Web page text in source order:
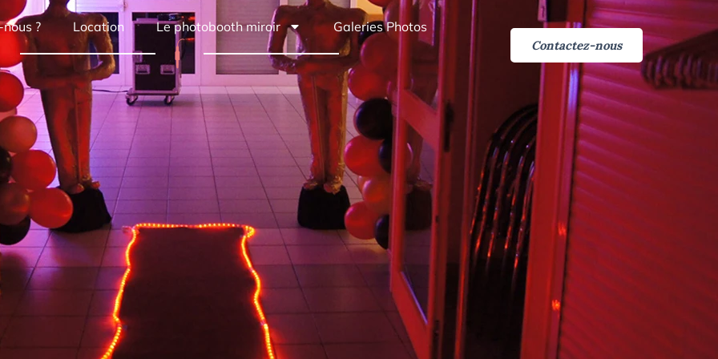
? Location Le photobooth miroir Galeries Photos
Contactez-nous